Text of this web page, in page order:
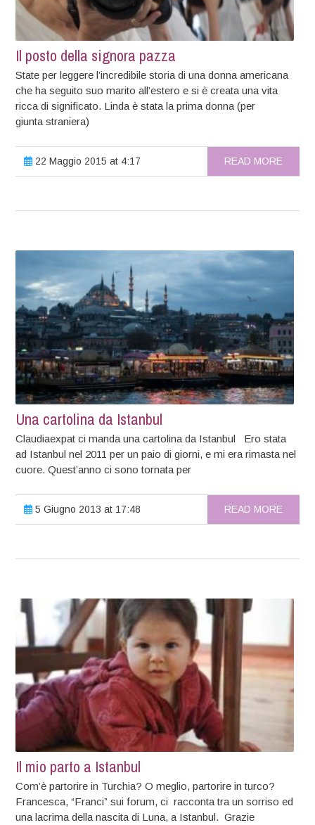
Il posto della signora pazza
State per leggere l’incredibile storia di una donna americana
che ha seguito suo marito all’estero e si è creata una vita
ricca di significato. Linda è stata la prima donna (per
giunta straniera)
22 Maggio 2015 at 4:17 READ MORE
Una cartolina da Istanbul
Claudiaexpat ci manda una cartolina da Istanbul Ero stata
ad Istanbul nel 2011 per un paio di giorni, e mi era rimasta nel
cuore. Quest’anno ci sono tornata per
5 Giugno 2013 at 17:48 READ MORE
Il mio parto a Istanbul
Com’è partorire in Turchia? O meglio, partorire in turco?
Francesca, “Franci” sui forum, ci racconta tra un sorriso ed
una lacrima della nascita di Luna, a Istanbul. Grazie